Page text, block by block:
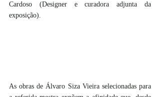
Cardoso (Designer e curadora adjunta da
exposição).
As obras de Álvaro Siza Vieira selecionadas para